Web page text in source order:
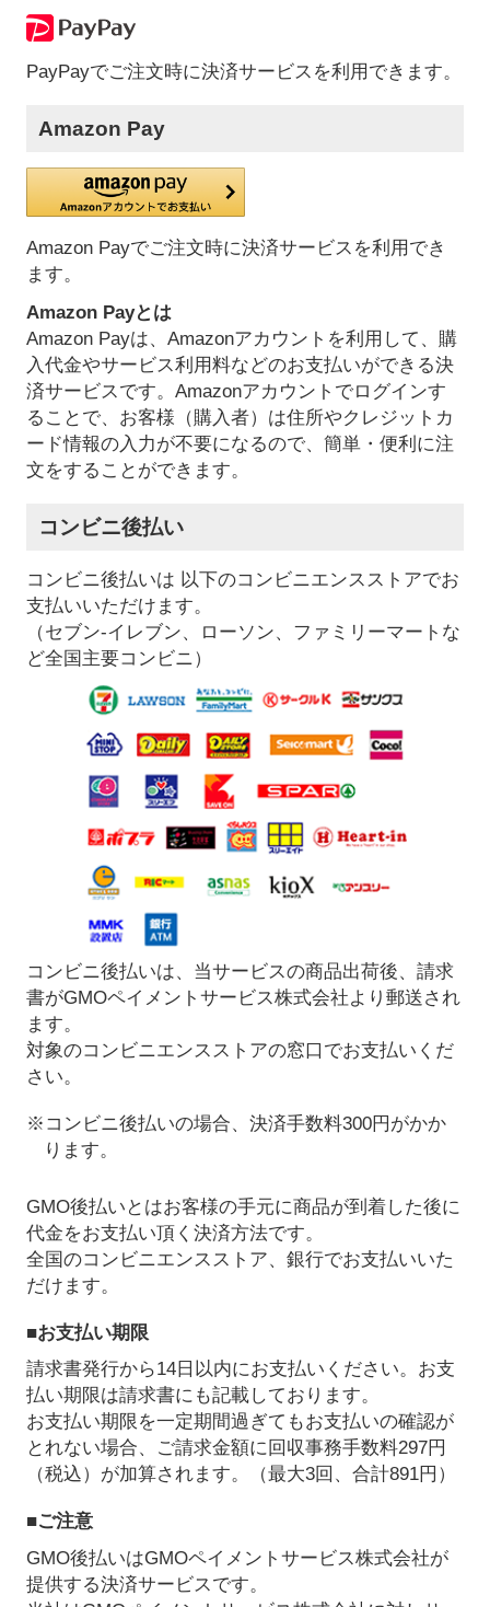
PayPayでご注文時に決済サービスを利用できます。
Amazon Pay
Amazon Payでご注文時に決済サービスを利用でき
ます。
Amazon Payとは
Amazon Payは、Amazonアカウントを利用して、購
入代金やサービス利用料などのお支払いができる決
済サービスです。Amazonアカウントでログインす
ることで、お客様（購入者）は住所やクレジットカ
ード情報の入力が不要になるので、簡単・便利に注
文をすることができます。
コンビニ後払い
コンビニ後払いは 以下のコンビニエンスストアでお
支払いいただけます。
（セブン-イレブン、ローソン、ファミリーマートな
ど全国主要コンビニ）
コンビニ後払いは、当サービスの商品出荷後、請求
書がGMOペイメントサービス株式会社より郵送され
ます。
対象のコンビニエンスストアの窓口でお支払いくだ
さい。
※コンビニ後払いの場合、決済手数料300円がかか
ります。
GMO後払いとはお客様の手元に商品が到着した後に
代金をお支払い頂く決済方法です。
全国のコンビニエンスストア、銀行でお支払いいた
だけます。
■お支払い期限
請求書発行から14日以内にお支払いください。お支
払い期限は請求書にも記載しております。
お支払い期限を一定期間過ぎてもお支払いの確認が
とれない場合、ご請求金額に回収事務手数料297円
（税込）が加算されます。（最大3回、合計891円）
■ご注意
GMO後払いはGMOペイメントサービス株式会社が
提供する決済サービスです。